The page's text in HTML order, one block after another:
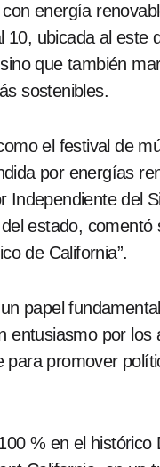
energía
10, ubicada al este
que también
sostenibles.
el festival de
por energías
Independiente del
estado,
de California”.
papel
entusiasmo por
para promover
% en el